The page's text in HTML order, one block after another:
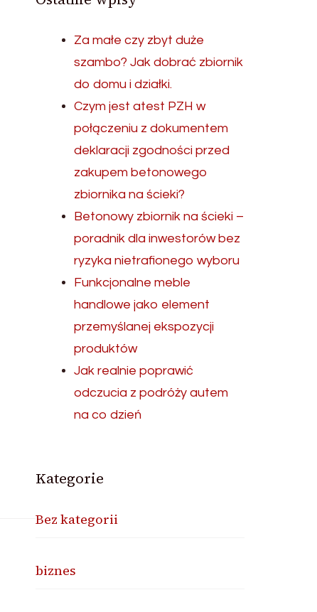
Za małe czy zbyt duże
szambo? Jak dobrać zbiornik
do domu i działki.
Czym jest atest PZH w
połączeniu z dokumentem
deklaracji zgodności przed
zakupem betonowego
zbiornika na ścieki?
Betonowy zbiornik na ścieki –
poradnik dla inwestorów bez
ryzyka nietrafionego wyboru
Funkcjonalne meble
handlowe jako element
przemyślanej ekspozycji
produktów
Jak realnie poprawić
odczucia z podróży autem
na co dzień
Kategorie
Bez kategorii
biznes